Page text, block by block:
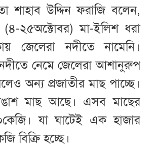
শাহাব উদ্দিন ফরাজি বলেন,
২৫অক্টোবর) মা-ইলিশ ধরা
জেলেরা নদীতে নামেনি।
নেমে জেলেরা আশানুরুপ
অন্য প্রজাতীর মাছ পাচ্ছে।
মাছ আছে। এসব মাছের
যা ঘাটেই এক হাজার
বিক্রি হচ্ছে।